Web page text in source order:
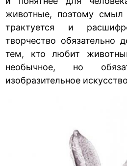
животные, поэтому смыл
трактуется и
творчество обязательно
тем, кто любит
необычное, но
изобразительное